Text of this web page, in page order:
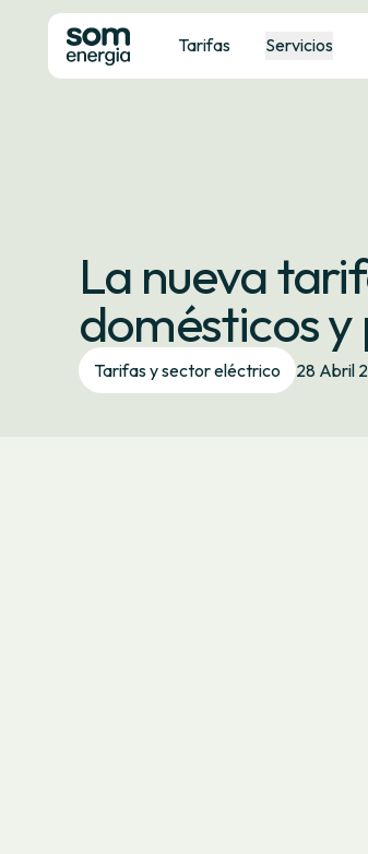
Tarifas Servicios
La nueva
domésticos y
Tarifas y sector eléctrico 28 Abril